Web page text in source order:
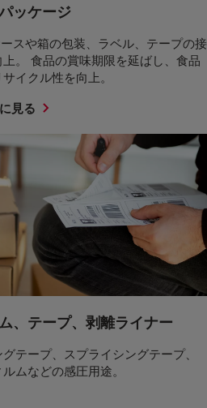
ッケージ
スや箱の包装、ラベル、テープの接
。 食品の賞味期限を延ばし、食品
イクル性を向上。
見る
、テープ、剥離ライナー
テープ、スプライシングテープ、
ムなどの感圧用途。